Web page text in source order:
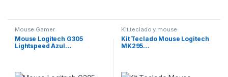
Mouse Gamer
Mouse Logitech G305
Lightspeed Azul…
Kit teclado y mouse
Kit Teclado Mouse Logitech
MK295…